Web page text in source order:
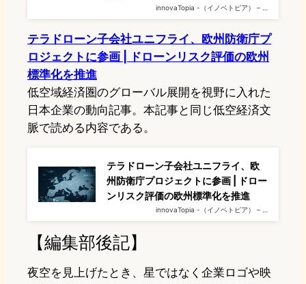
innovaTopia -（イノベトピア） – …
テラドローン子会社ユニフライ、欧州防衛庁プ
ロジェクトに参画 | ドローンリスク評価の欧州
標準化を推進
低空域経済圏のグローバル展開を視野に入れた
日本企業の動向記事。本記事と同じ低空経済文
脈で読める内容である。
テラドローン子会社ユニフライ、欧
州防衛庁プロジェクトに参画 | ドロー
ンリスク評価の欧州標準化を推進
innovaTopia -（イノベトピア） – …
【編集部後記】
夜空を見上げたとき、星ではなく企業ロゴや映